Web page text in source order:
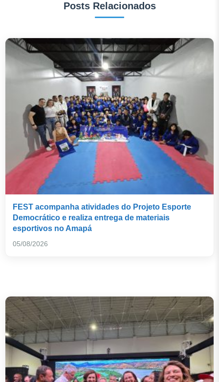
Posts Relacionados
FEST acompanha atividades do Projeto Esporte
Democrático e realiza entrega de materiais
esportivos no Amapá
05/08/2026